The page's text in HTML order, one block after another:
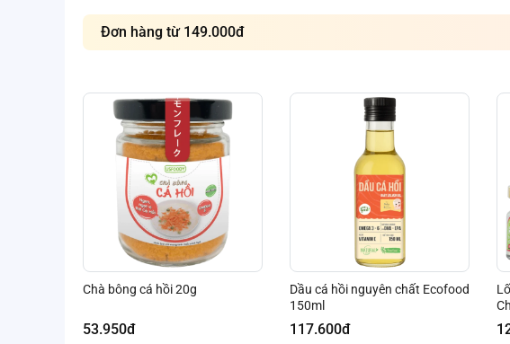
Đơn hàng từ 149.000đ
Chà bông cá hồi 20g
53.950đ
Dầu cá hồi nguyên chất Ecofood
150ml
117.600đ